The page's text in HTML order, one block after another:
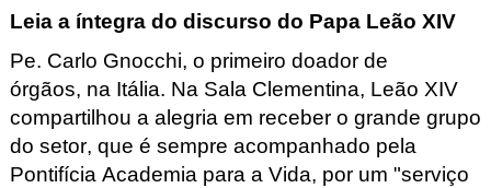
Leia a íntegra do discurso do Papa Leão XIV
Pe. Carlo Gnocchi, o primeiro doador de
órgãos, na Itália. Na Sala Clementina, Leão XIV
compartilhou a alegria em receber o grande grupo
do setor, que é sempre acompanhado pela
Pontifícia Academia para a Vida, por um "serviço